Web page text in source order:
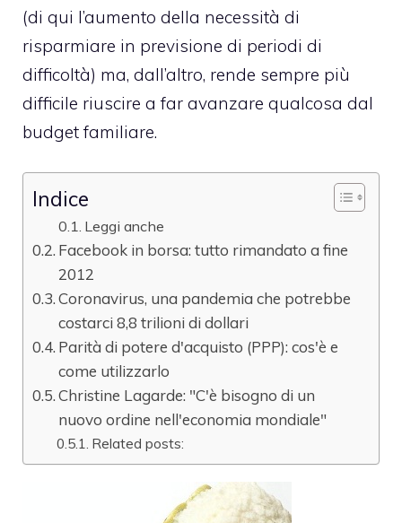
(di qui l’aumento della necessità di
risparmiare in previsione di periodi di
difficoltà) ma, dall’altro, rende sempre più
difficile riuscire a far avanzare qualcosa dal
budget familiare.
Indice
Leggi anche
Facebook in borsa: tutto rimandato a fine
2012
Coronavirus, una pandemia che potrebbe
costarci 8,8 trilioni di dollari
Parità di potere d'acquisto (PPP): cos'è e
come utilizzarlo
Christine Lagarde: "C'è bisogno di un
nuovo ordine nell'economia mondiale"
Related posts: